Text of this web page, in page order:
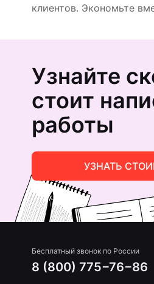
клиентов. Экономьте
Узнайте
стоит
работы
УЗНАТЬ
Бесплатный звонок по России
8 (800) 775−76−86